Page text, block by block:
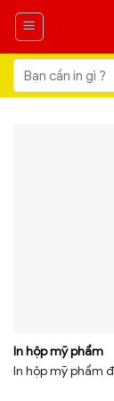
Skip
content
Tìm
kiếm:
In hộp mỹ phẩm
In hộp mỹ phẩm